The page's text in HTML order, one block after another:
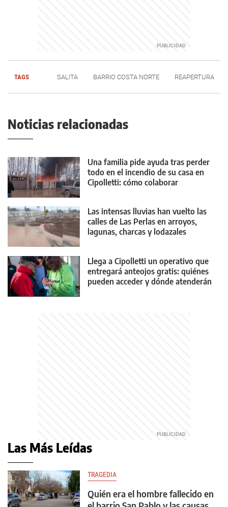
TAGS SALITA BARRIO COSTA NORTE REAPERTURA
Noticias relacionadas
Una familia pide ayuda tras perder
todo en el incendio de su casa en
Cipolletti: cómo colaborar
Las intensas lluvias han vuelto las
calles de Las Perlas en arroyos,
lagunas, charcas y lodazales
Llega a Cipolletti un operativo que
entregará anteojos gratis: quiénes
pueden acceder y dónde atenderán
Las Más Leídas
TRAGEDIA
Quién era el hombre fallecido en